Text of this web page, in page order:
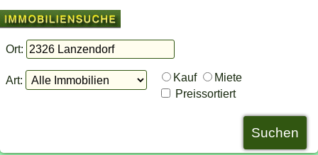
Ort:
Art: Kauf
Miete
Preissortiert